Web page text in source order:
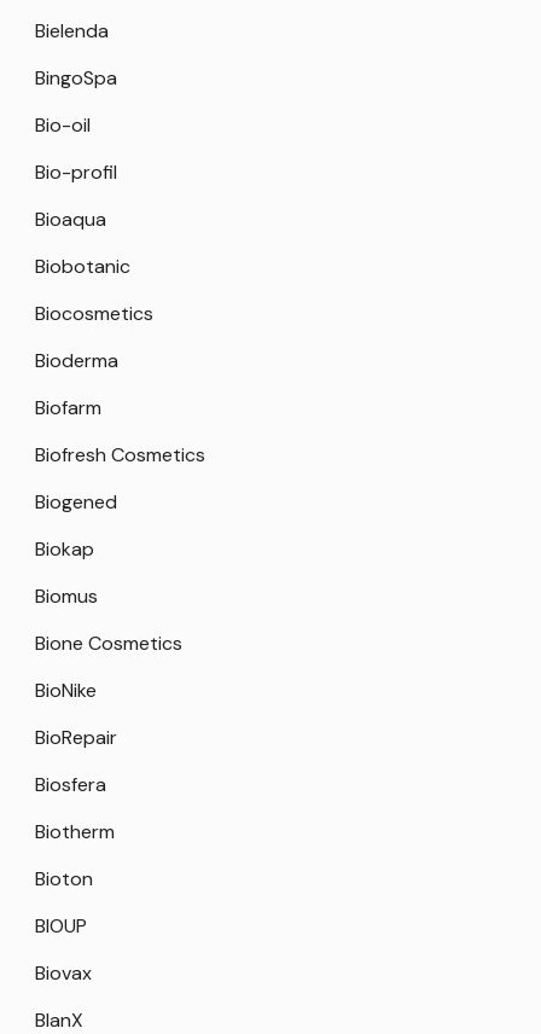
Bielenda
BingoSpa
Bio-oil
Bio-profil
Bioaqua
Biobotanic
Biocosmetics
Bioderma
Biofarm
Biofresh Cosmetics
Biogened
Biokap
Biomus
Bione Cosmetics
BioNike
BioRepair
Biosfera
Biotherm
Bioton
BIOUP
Biovax
BlanX